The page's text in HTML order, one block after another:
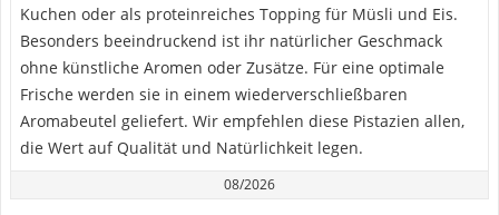
Kuchen oder als proteinreiches Topping für Müsli und Eis.
Besonders beeindruckend ist ihr natürlicher Geschmack
ohne künstliche Aromen oder Zusätze. Für eine optimale
Frische werden sie in einem wiederverschließbaren
Aromabeutel geliefert. Wir empfehlen diese Pistazien allen,
die Wert auf Qualität und Natürlichkeit legen.
08/2026